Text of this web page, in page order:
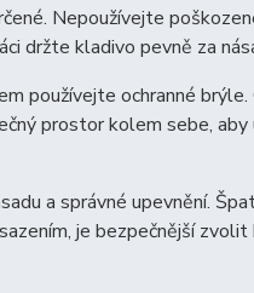
Nepoužívejte
držte kladivo pevně za
používejte ochranné
prostor kolem sebe,
a správné upevnění.
je bezpečnější